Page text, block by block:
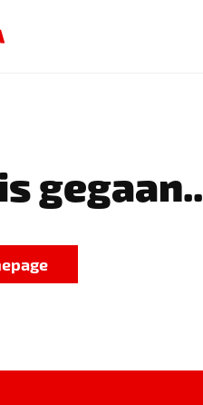
gegaan..